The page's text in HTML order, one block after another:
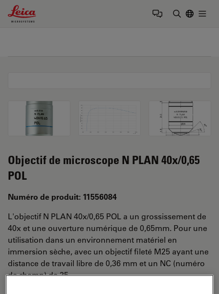
Leica Microsystems Logo
Objectif de microscope N PLAN 40x/0,65
POL
Numéro de produit: 11556084
L'objectif N PLAN 40x/0,65 POL a un grossissement de
40x et une ouverture numérique de 0,65mm. Pour une
utilisation dans un environnement matériel en
immersion sèche, avec un objectif fileté M25 ayant une
distance de travail libre de 0,36 mm et un NC (numéro
de champ) de 25.